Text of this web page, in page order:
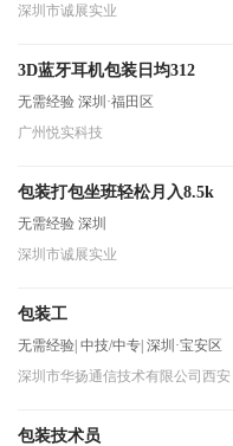
深圳市诚展实业
3D蓝牙耳机包装日均312
无需经验 深圳·福田区
广州悦实科技
包装打包坐班轻松月入8.5k
无需经验 深圳
深圳市诚展实业
包装工
无需经验 中技/中专 深圳·宝安区
深圳市华扬通信技术有限公司西安
包装技术员